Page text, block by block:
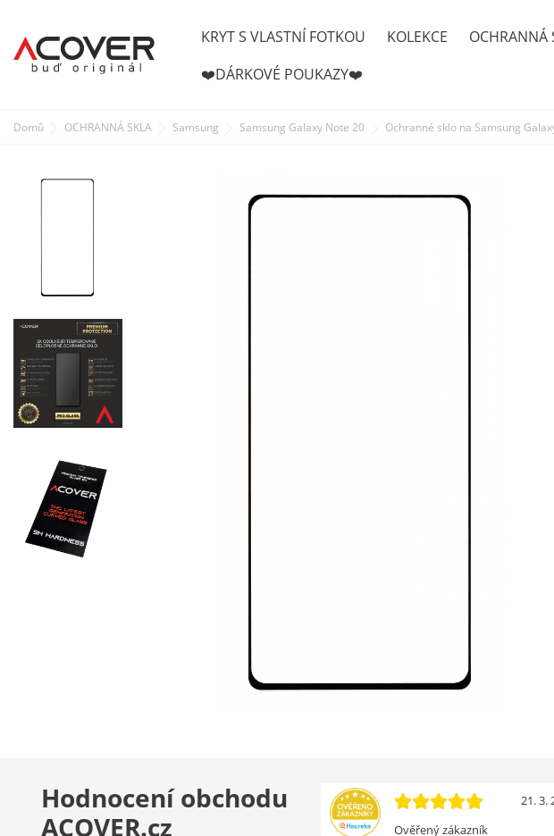
KRYT S VLASTNÍ FOTKOU KOLEKCE OCHRANNÁ
❤️DÁRKOVÉ POUKAZY❤️
Domů OCHRANNÁ SKLA Samsung Samsung Galaxy Note 20 Ochranné sklo na Samsung
Hodnocení obchodu
ACOVER.cz
Ověřený zákazník
21. 3.